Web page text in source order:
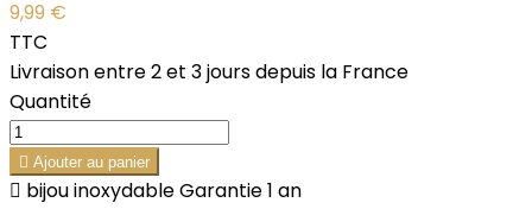
9,99 €
TTC
Livraison entre 2 et 3 jours depuis la France
Quantité
 Ajouter au panier
 bijou inoxydable Garantie 1 an